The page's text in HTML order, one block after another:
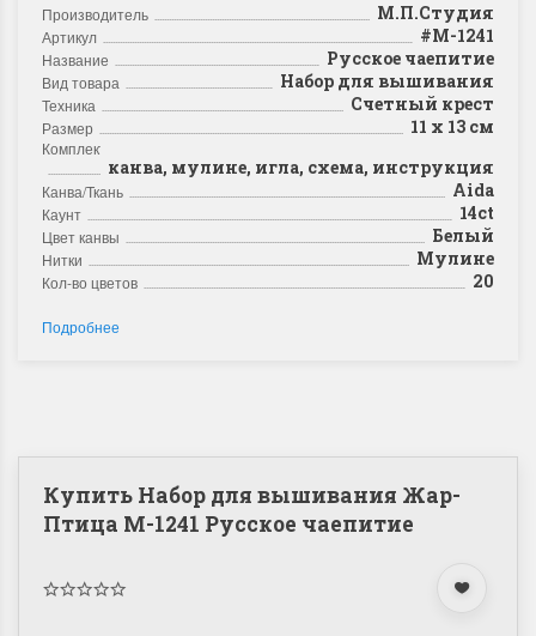
Производитель М.П.Студия
Артикул #М-1241
Название Русское чаепитие
Вид товара Набор для вышивания
Техника Счетный крест
Размер 11 х 13 см
Комплектация
канва, мулине, игла, схема, инструкция
Канва/Ткань Aida
Каунт 14ct
Цвет канвы Белый
Нитки Мулине
Кол-во цветов 20
Подробнее
Купить Набор для вышивания Жар-
Птица М-1241 Русское чаепитие